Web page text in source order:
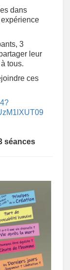
dans
3
leur
tous.
ces
séances